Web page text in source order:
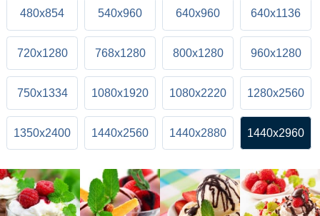
480x854 540x960 640x960 640x1136
720x1280 768x1280 800x1280 960x1280
750x1334 1080x1920 1080x2220 1280x2560
1350x2400 1440x2560 1440x2880 1440x2960